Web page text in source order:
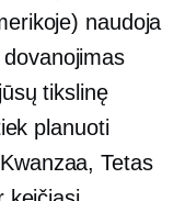
naudoja
tikslinę
planuoti
Tetas